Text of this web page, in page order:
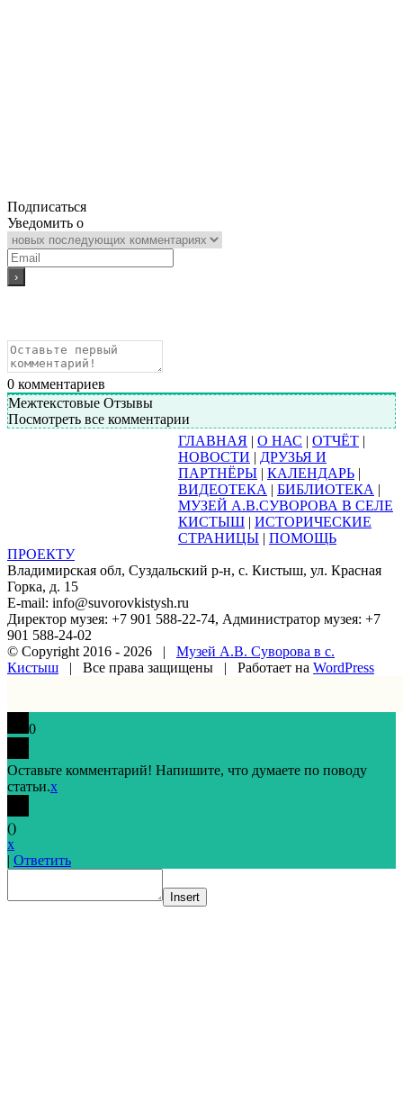
Подписаться
Уведомить о
0 комментариев
Межтекстовые Отзывы
Посмотреть все комментарии
ГЛАВНАЯ | О НАС | ОТЧЁТ |
НОВОСТИ | ДРУЗЬЯ И
ПАРТНЁРЫ | КАЛЕНДАРЬ |
ВИДЕОТЕКА | БИБЛИОТЕКА |
МУЗЕЙ А.В.СУВОРОВА В СЕЛЕ
КИСТЫШ | ИСТОРИЧЕСКИЕ
СТРАНИЦЫ | ПОМОЩЬ
ПРОЕКТУ
Владимирская обл, Суздальский р-н, с. Кистыш, ул. Красная
Горка, д. 15
E-mail: info@suvorovkistysh.ru
Директор музея: +7 901 588-22-74, Администратор музея: +7
901 588-24-02
© Copyright 2016 - 2026 | Музей А.В. Суворова в с.
Кистыш | Все права защищены | Работает на WordPress
0
Оставьте комментарий! Напишите, что думаете по поводу
статьи.x
()
x
| Ответить
Insert